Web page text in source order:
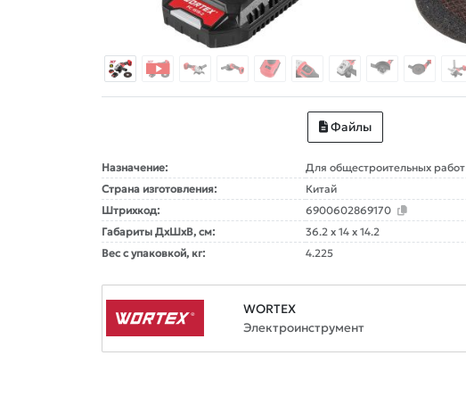
Файлы
Назначение:
Для общестроительных работ
Страна изготовления:
Китай
Штрихкод:
6900602869170
Габариты ДxШxВ, см:
36.2 x 14 x 14.2
Вес с упаковкой, кг:
4.225
WORTEX
Электроинструмент